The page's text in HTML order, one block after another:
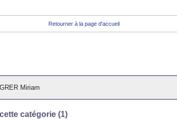
Retourner à la page d'accueil
Miriam
catégorie (1)